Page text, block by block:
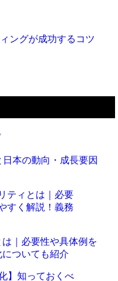
ングが成功するコツ
本の動向・成長要因
｜必要性や具体例を
ついても紹介